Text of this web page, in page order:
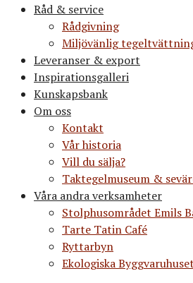
Råd & service
Rådgivning
Miljövänlig
Leveranser & export
Inspirationsgalleri
Kunskapsbank
Om oss
Kontakt
Vår historia
Vill du sälja?
Taktegelmuseum &
Våra andra verksamheter
Stolphusområdet Emils
Tarte Tatin Café
Ryttarbyn
Ekologiska Byggvaruhuset